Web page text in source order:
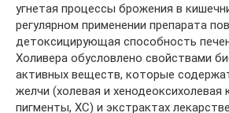
угнетая процессы брожения в
регулярном применении препарата
детоксицирующая способность
Холивера обусловлено свойствами
активных веществ, которые
желчи (холевая и
пигменты, ХС) и экстрактах